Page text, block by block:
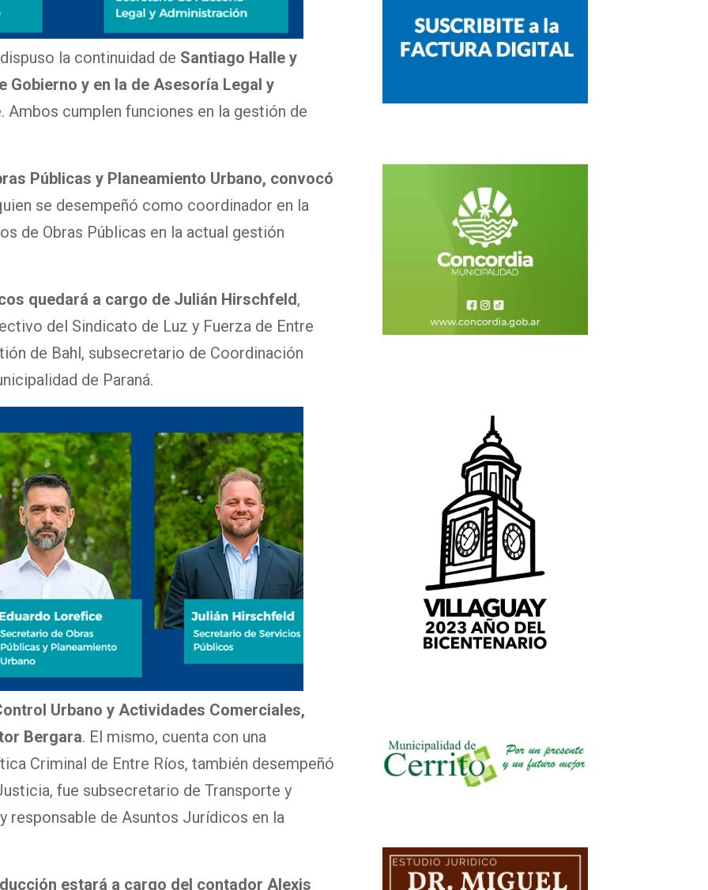
la continuidad de Santiago Halle y
Gobierno y en la de Asesoría Legal y
Ambos cumplen funciones en la gestión de
Públicas y Planeamiento Urbano, convocó
se desempeñó como coordinador en la
de Obras Públicas en la actual gestión
quedará a cargo de Julián Hirschfeld,
del Sindicato de Luz y Fuerza de Entre
de Bahl, subsecretario de Coordinación
de Paraná.
Urbano y Actividades Comerciales,
Bergara. El mismo, cuenta con una
Criminal de Entre Ríos, también desempeñó
fue subsecretario de Transporte y
responsable de Asuntos Jurídicos en la
estará a cargo del contador Alexis